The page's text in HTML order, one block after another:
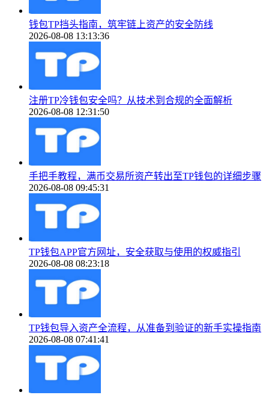
钱包TP挡头指南，筑牢链上资产的安全防线
2026-08-08 13:13:36
注册TP冷钱包安全吗？从技术到合规的全面解析
2026-08-08 12:31:50
手把手教程，满币交易所资产转出至TP钱包的详细步骤
2026-08-08 09:45:31
TP钱包APP官方网址，安全获取与使用的权威指引
2026-08-08 08:23:18
TP钱包导入资产全流程，从准备到验证的新手实操指南
2026-08-08 07:41:41